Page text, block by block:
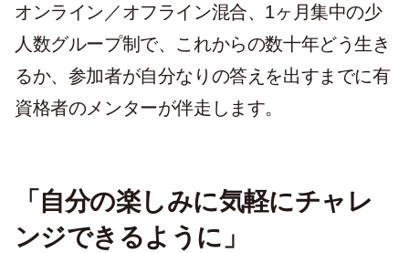
オンライン／オフライン混合、1ヶ月集中の少
人数グループ制で、これからの数十年どう生き
るか、参加者が自分なりの答えを出すまでに有
資格者のメンターが伴走します。
「自分の楽しみに気軽にチャレ
ンジできるように」